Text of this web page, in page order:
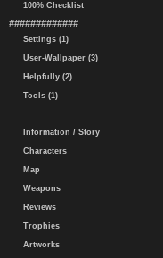
100% Checklist
#############
Settings (1)
User-Wallpaper (3)
Helpfully (2)
Tools (1)
Information / Story
Characters
Map
Weapons
Reviews
Trophies
Artworks